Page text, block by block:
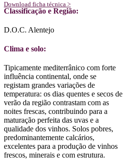
Download ficha técnica >
Classificação e Região:
D.O.C. Alentejo
Clima e solo:
Tipicamente mediterrânico com forte
influência continental, onde se
registam grandes variações de
temperatura: os dias quentes e secos de
verão da região contrastam com as
noites frescas, contribuindo para a
maturação perfeita das uvas e a
qualidade dos vinhos. Solos pobres,
predominantemente calcários,
excelentes para a produção de vinhos
frescos, minerais e com estrutura.